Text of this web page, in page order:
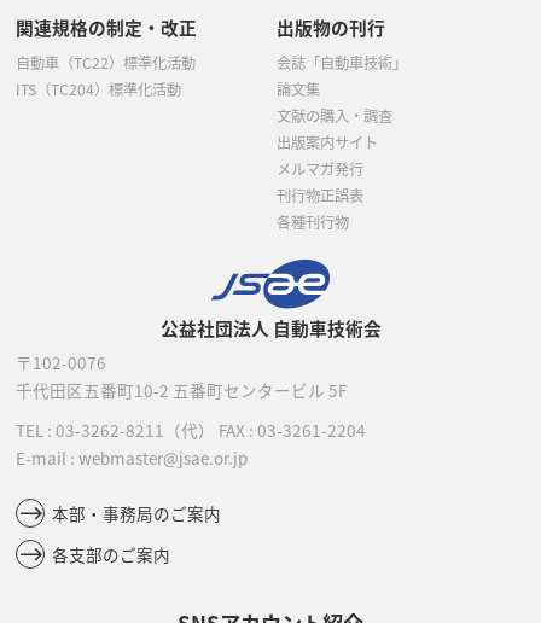
公益社団法人 自動車技術会
〒102-0076
千代田区五番町10-2 五番町センタービル 5F
TEL : 03-3262-8211 （代） FAX : 03-3261-2204
E-mail : webmaster@jsae.or.jp
本部・事務局のご案内
各支部のご案内
関連規格の制定・改正
自動車（TC22）標準化活動
ITS（TC204）標準化活動
出版物の刊行
会誌「自動車技術」
論文集
文献の購入・調査
出版案内サイト
メルマガ発行
刊行物正誤表
各種刊行物